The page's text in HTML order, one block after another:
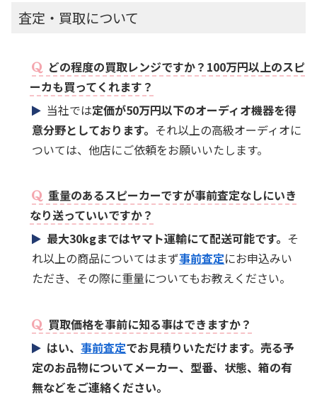
査定・買取について
どの程度の買取レンジですか？100万円以上のスピ
ーカも買ってくれます？
当社では定価が50万円以下のオーディオ機器を得
意分野としております。 それ以上の高級オーディオに
ついては、他店にご依頼をお願いいたします。
重量のあるスピーカーですが事前査定なしにいき
なり送っていいですか？
最大30kgまではヤマト運輸にて配送可能です。 そ
れ以上の商品についてはまず事前査定にお申込みい
ただき、その際に重量についてもお教えください。
買取価格を事前に知る事はできますか？
はい、事前査定でお見積りいただけます。売る予
定のお品物についてメーカー、型番、状態、箱の有
無などをご連絡ください。